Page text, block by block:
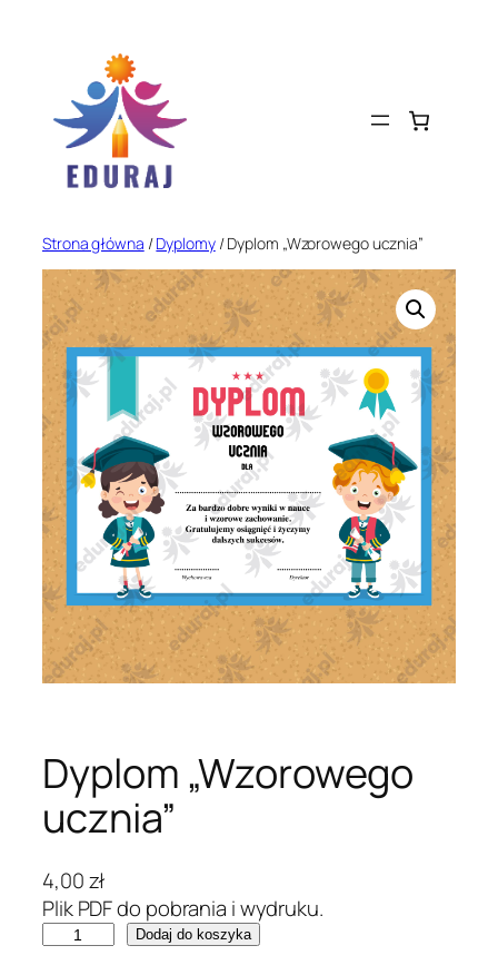
Strona główna /Dyplomy/ Dyplom „Wzorowego ucznia”
Dyplom „Wzorowego
ucznia”
4,00zł
Plik PDF do pobrania i wydruku.
Dodaj do koszyka